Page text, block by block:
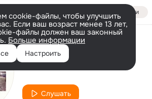
Войти
cookie-файлы, чтобы улучшить
Если ваш возраст менее 13 лет,
файлы должен ваш законный
Больше информации
Настроить
Исполнитель
Jason Talbot
Слушать